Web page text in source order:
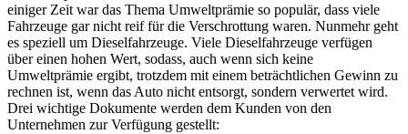
einiger Zeit war das Thema Umweltprämie so populär, dass viele
Fahrzeuge gar nicht reif für die Verschrottung waren. Nunmehr geht
es speziell um Dieselfahrzeuge. Viele Dieselfahrzeuge verfügen
über einen hohen Wert, sodass, auch wenn sich keine
Umweltprämie ergibt, trotzdem mit einem beträchtlichen Gewinn zu
rechnen ist, wenn das Auto nicht entsorgt, sondern verwertet wird.
Drei wichtige Dokumente werden dem Kunden von den
Unternehmen zur Verfügung gestellt: